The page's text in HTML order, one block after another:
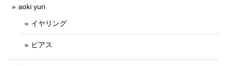
aoki yuri
イヤリング
ピアス